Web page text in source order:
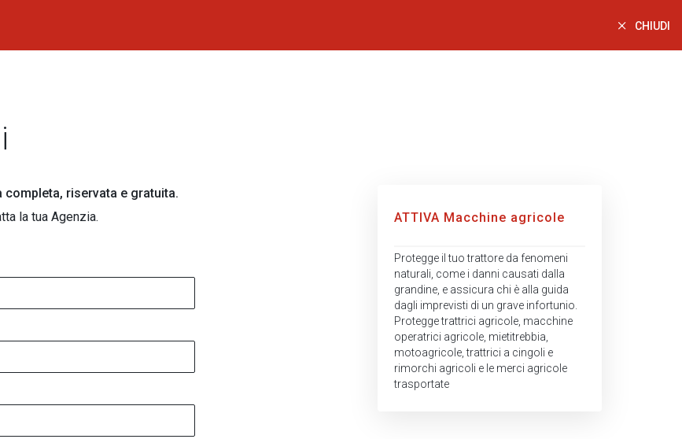
CHIUDI
riservata e gratuita.
la tua Agenzia. ATTIVA Macchine agricole
Protegge il tuo trattore da fenomeni
naturali, come i danni causati dalla
grandine, e assicura chi è alla guida
dagli imprevisti di un grave infortunio.
Protegge trattrici agricole, macchine
operatrici agricole, mietitrebbia,
motoagricole, trattrici a cingoli e
rimorchi agricoli e le merci agricole
trasportate